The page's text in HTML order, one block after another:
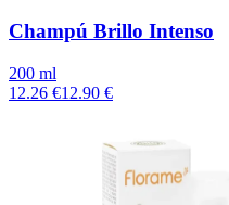
Champú Brillo Intenso
200 ml
12.26 €12.90 €